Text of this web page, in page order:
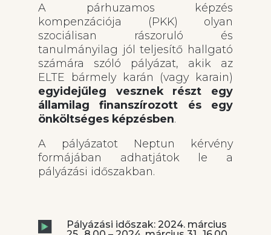
A párhuzamos képzés
kompenzációja (PKK) olyan
szociálisan rászoruló és
tanulmányilag jól teljesítő hallgató
számára szóló pályázat, akik az
ELTE bármely karán (vagy karain)
egyidejűleg vesznek részt egy
államilag finanszírozott és egy
önköltséges képzésben.
A pályázatot Neptun kérvény
formájában adhatjátok le a
pályázási időszakban.
Pályázási időszak: 2024. március